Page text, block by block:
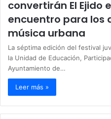
convertirán El Ejido
encuentro para los
música urbana
La séptima edición del festival
la Unidad de Educación,
Ayuntamiento de…
Leer más »